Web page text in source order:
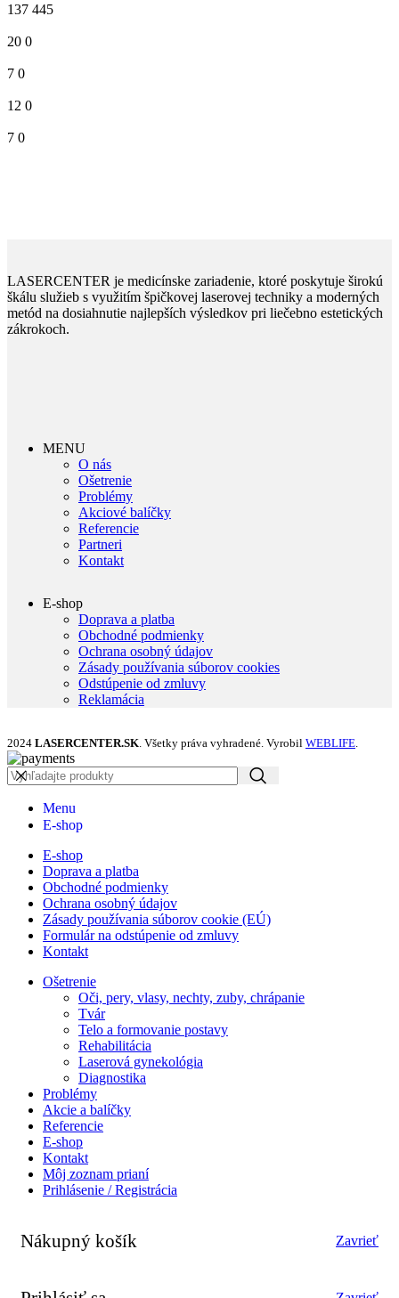
137 445
20 0
7 0
12 0
7 0
LASERCENTER je medicínske zariadenie, ktoré poskytuje širokú
škálu služieb s využitím špičkovej laserovej techniky a moderných
metód na dosiahnutie najlepších výsledkov pri liečebno estetických
zákrokoch.
MENU
O nás
Ošetrenie
Problémy
Akciové balíčky
Referencie
Partneri
Kontakt
E-shop
Doprava a platba
Obchodné podmienky
Ochrana osobný údajov
Zásady používania súborov cookies
Odstúpenie od zmluvy
Reklamácia
2024 LASERCENTER.SK . Všetky práva vyhradené. Vyrobil WEBLIFE
Menu
E-shop
E-shop
Doprava a platba
Obchodné podmienky
Ochrana osobný údajov
Zásady používania súborov cookie (EÚ)
Formulár na odstúpenie od zmluvy
Kontakt
Ošetrenie
Oči, pery, vlasy, nechty, zuby, chrápanie
Tvár
Telo a formovanie postavy
Rehabilitácia
Laserová gynekológia
Diagnostika
Problémy
Akcie a balíčky
Referencie
E-shop
Kontakt
Môj zoznam prianí
Prihlásenie / Registrácia
Nákupný košík Zavrieť